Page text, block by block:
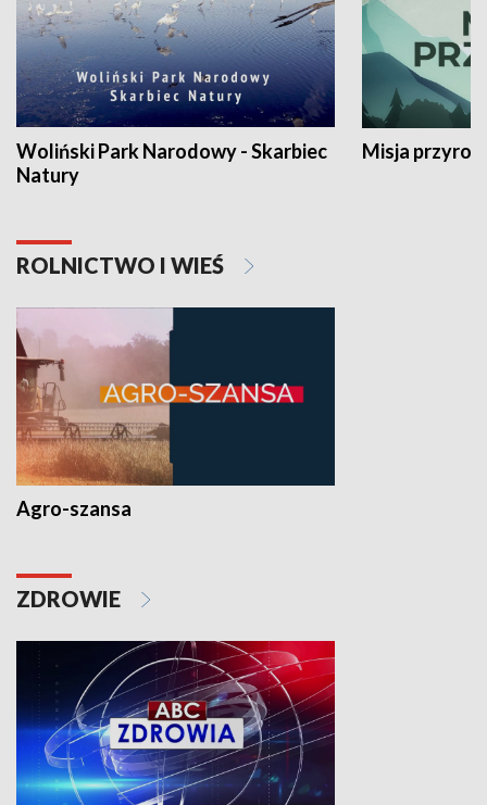
Woliński Park Narodowy - Skarbiec
Natury
Misja
ROLNICTWO I WIEŚ
Agro-szansa
ZDROWIE